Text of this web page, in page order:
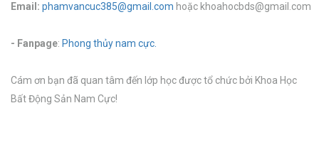
Emai l: phamvancuc385@gmail.com hoặc khoahocbds@gmail.com
- Fanpage: Phong thủy nam cực
Cám ơn bạn đã quan tâm đến lớp học được tổ chức bởi Khoa Học
Bất Động Sản Nam Cực!